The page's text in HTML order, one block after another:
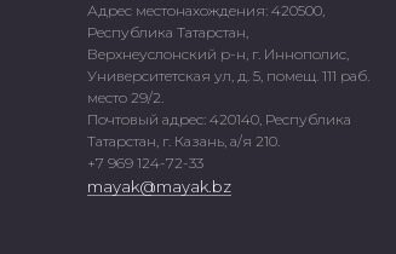
Адрес местонахождения: 420500,
Республика Татарстан,
Верхнеуслонский р-н, г. Иннополис,
Университетская ул, д. 5, помещ. 111 раб.
место 29/2.
Почтовый адрес: 420140, Республика
Татарстан, г. Казань, а/я 210.
+7 969 124-72-33
mayak@mayak.bz